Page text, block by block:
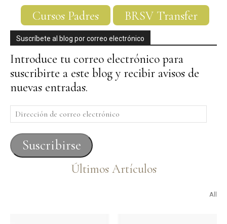
Cursos Padres BRSV Transfer
Suscríbete al blog por correo electrónico
Introduce tu correo electrónico para
suscribirte a este blog y recibir avisos de
nuevas entradas.
Dirección
de
correo
electrónico
Suscribirse
Últimos Artículos
All